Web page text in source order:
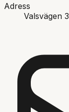
Adress
Valsvägen 3